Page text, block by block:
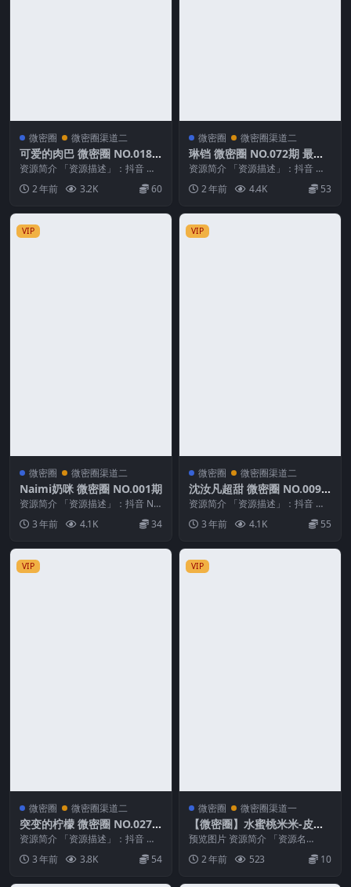
微密圈 微密圈渠道二
可爱的肉巴 微密圈 NO.018
期 最新至：2024.4.6
资源简介 「资源描述」：抖音 可
爱的肉巴 微密圈 NO.018期 【10P
12V...2 年前 3.2K 60
微密圈 微密圈渠道二
琳铛 微密圈 NO.072期 最新
至：2024.8.27
资源简介 「资源描述」：抖音 琳
铛 微密圈 NO.072期 【64P9V】最
新至...2 年前 4.4K 53
VIP
微密圈 微密圈渠道二
Naimi奶咪 微密圈 NO.001期
资源简介 「资源描述」：抖音 Nai
mi奶咪 微密圈 NO.001期 【54
P】...3 年前 4.1K 34
VIP
微密圈 微密圈渠道二
沈汝凡超甜 微密圈 NO.009
期
资源简介 「资源描述」：抖音 沈
汝凡超甜 微密圈 NO.009期 【32P
7V】...
3 年前 4.1K 55
VIP
微密圈 微密圈渠道二
突变的柠檬 微密圈 NO.027
期
资源简介 「资源描述」：抖音 突
变的柠檬 微密圈 NO.027期 【15
P】 「...
3 年前 3.8K 54
VIP
微密圈 微密圈渠道一
【微密圈】水蜜桃米米-皮裙
吊带袜 [86P-717M]
预览图片 资源简介 「资源名
称」：【微密圈】水蜜桃米米-皮
裙吊带袜 [86P-7...
2 年前 523 10